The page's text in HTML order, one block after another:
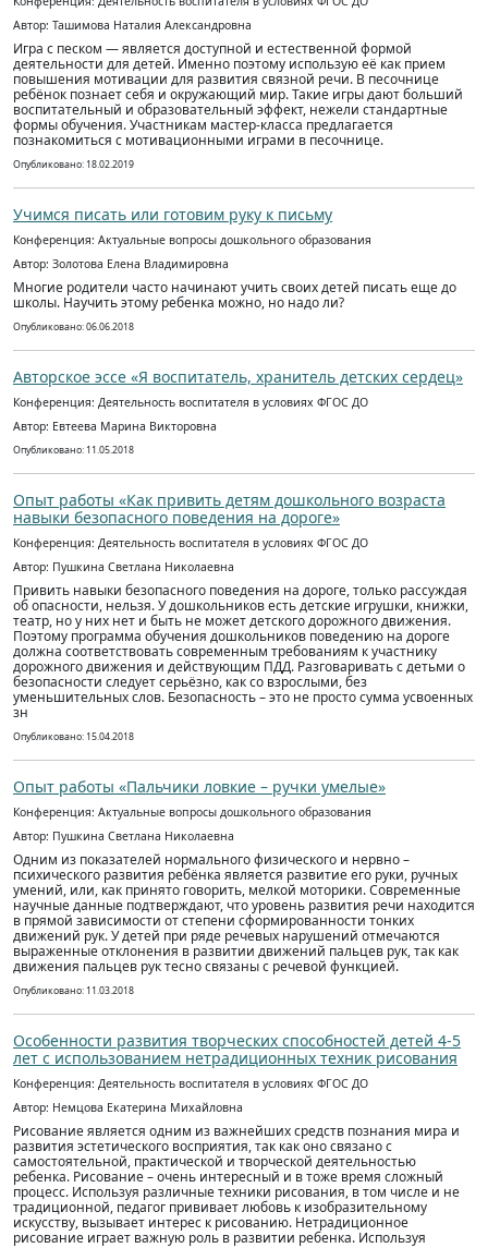
Автор: Ташимова Наталия Александровна
Игра с песком — является доступной и естественной формой
деятельности для детей. Именно поэтому использую её как прием
повышения мотивации для развития связной речи. В песочнице
ребёнок познает себя и окружающий мир. Такие игры дают больший
воспитательный и образовательный эффект, нежели стандартные
формы обучения. Участникам мастер-класса предлагается
познакомиться с мотивационными играми в песочнице.
Опубликовано: 18.02.2019
Учимся писать или готовим руку к письму
Конференция: Актуальные вопросы дошкольного образования
Автор: Золотова Елена Владимировна
Многие родители часто начинают учить своих детей писать еще до
школы. Научить этому ребенка можно, но надо ли?
Опубликовано: 06.06.2018
Авторское эссе «Я воспитатель, хранитель детских сердец»
Конференция: Деятельность воспитателя в условиях ФГОС ДО
Автор: Евтеева Марина Викторовна
Опубликовано: 11.05.2018
Опыт работы «Как привить детям дошкольного возраста
навыки безопасного поведения на дороге»
Конференция: Деятельность воспитателя в условиях ФГОС ДО
Автор: Пушкина Светлана Николаевна
Привить навыки безопасного поведения на дороге, только рассуждая
об опасности, нельзя. У дошкольников есть детские игрушки, книжки,
театр, но у них нет и быть не может детского дорожного движения.
Поэтому программа обучения дошкольников поведению на дороге
должна соответствовать современным требованиям к участнику
дорожного движения и действующим ПДД. Разговаривать с детьми о
безопасности следует серьёзно, как со взрослыми, без
уменьшительных слов. Безопасность – это не просто сумма усвоенных
зн
Опубликовано: 15.04.2018
Опыт работы «Пальчики ловкие – ручки умелые»
Конференция: Актуальные вопросы дошкольного образования
Автор: Пушкина Светлана Николаевна
Одним из показателей нормального физического и нервно –
психического развития ребёнка является развитие его руки, ручных
умений, или, как принято говорить, мелкой моторики. Современные
научные данные подтверждают, что уровень развития речи находится
в прямой зависимости от степени сформированности тонких
движений рук. У детей при ряде речевых нарушений отмечаются
выраженные отклонения в развитии движений пальцев рук, так как
движения пальцев рук тесно связаны с речевой функцией.
Опубликовано: 11.03.2018
Особенности развития творческих способностей детей 4-5
лет с использованием нетрадиционных техник рисования
Конференция: Деятельность воспитателя в условиях ФГОС ДО
Автор: Немцова Екатерина Михайловна
Рисование является одним из важнейших средств познания мира и
развития эстетического восприятия, так как оно связано с
самостоятельной, практической и творческой деятельностью
ребенка. Рисование – очень интересный и в тоже время сложный
процесс. Используя различные техники рисования, в том числе и не
традиционной, педагог прививает любовь к изобразительному
искусству, вызывает интерес к рисованию. Нетрадиционное
рисование играет важную роль в развитии ребенка. Используя